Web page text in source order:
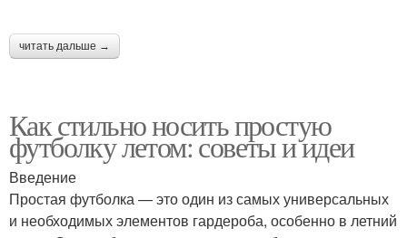
читать дальше →
Как стильно носить простую
футболку летом: советы и идеи
Введение
Простая футболка — это один из самых универсальных
и необходимых элементов гардероба, особенно в летний